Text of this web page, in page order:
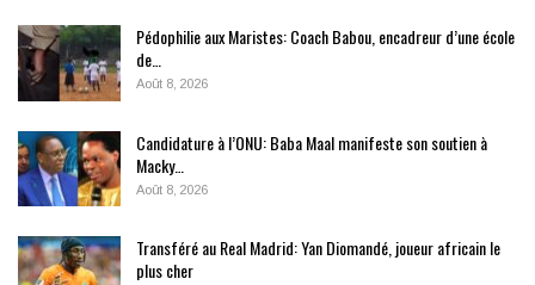
Pédophilie aux Maristes: Coach Babou, encadreur d’une école
de…
Août 8, 2026
Candidature à l’ONU: Baba Maal manifeste son soutien à
Macky…
Août 8, 2026
Transféré au Real Madrid: Yan Diomandé, joueur africain le
plus cher